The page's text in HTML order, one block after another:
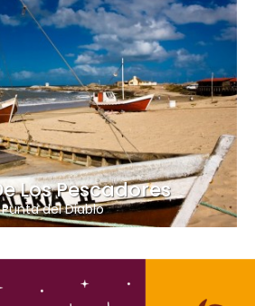
Los Pescadores
Punta del Diablo